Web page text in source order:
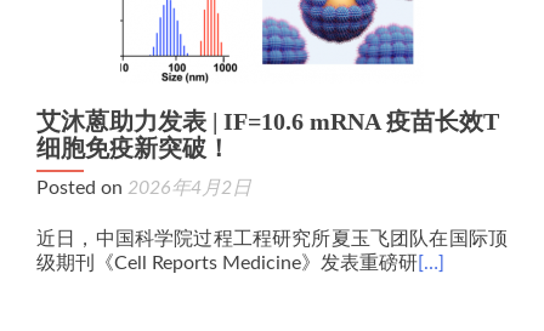
艾沐蒽助力发表 | IF=10.6 mRNA 疫苗长效T
细胞免疫新突破！
Posted on 2026年4月2日
近日，中国科学院过程工程研究所夏玉飞团队在国际顶
级期刊《Cell Reports Medicine》发表重磅研[…]